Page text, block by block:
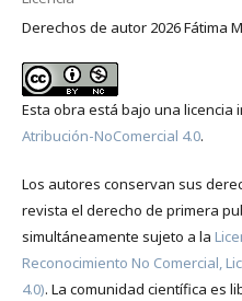
Derechos de autor 2026 Fátima
Esta obra está bajo una licencia
Atribución-NoComercial 4.0.
Los autores conservan sus
revista el derecho de primera
simultáneamente sujeto a la
Reconocimiento No Comercial,
4.0). La comunidad científica es